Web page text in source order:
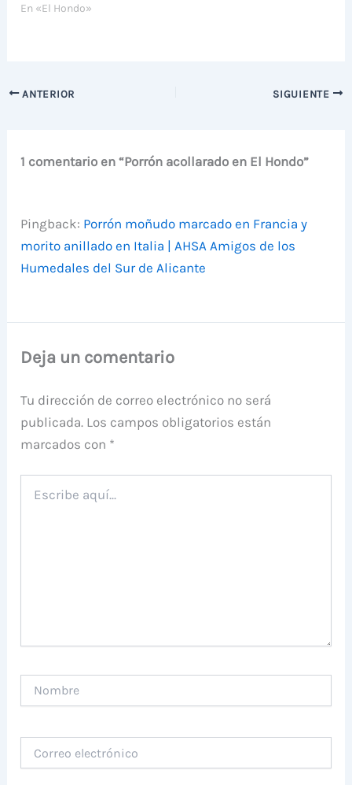
En «El Hondo»
ANTERIOR SIGUIENTE
1 comentario en “Porrón acollarado en El Hondo”
Pingback: Porrón moñudo marcado en Francia y
morito anillado en Italia | AHSA Amigos de los
Humedales del Sur de Alicante
Deja un comentario
Tu dirección de correo electrónico no será
publicada. Los campos obligatorios están
marcados con *
aquí...
electrónico